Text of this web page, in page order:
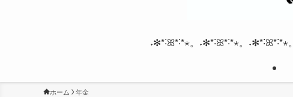
˖✻*˸ꕤ*˸*⋆。˖✻*˸ꕤ*˸*⋆。˖✻*˸ꕤ*˸*⋆。
ホーム 年金